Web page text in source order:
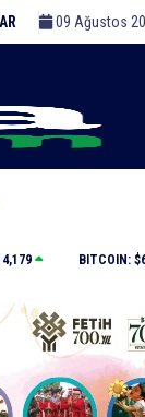
09 Ağustos
İnegöl’de ormanBITCOIN: